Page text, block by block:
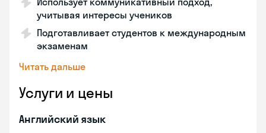
учитывая интересы учеников
Подготавливает студентов к международным
экзаменам
Читать дальше
Услуги и цены
Английский язык